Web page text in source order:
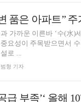
품은 아파트”
가까운 이른바 ‘수(水)
요성이 주목받으면서
로 ...
형 기자
급 부족’‘ 올해